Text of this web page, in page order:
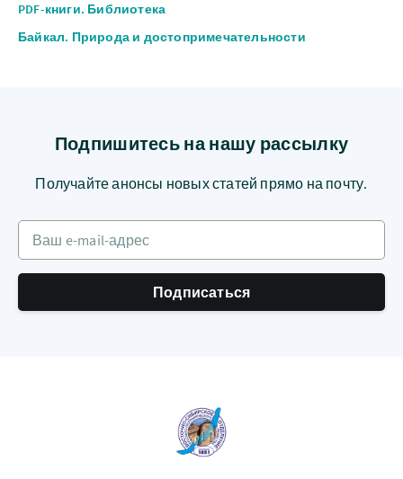
PDF-книги. Библиотека
Байкал. Природа и достопримечательности
Подпишитесь на нашу рассылку
Получайте анонсы новых статей прямо на почту.
Ваш e-mail-адрес
Подписаться